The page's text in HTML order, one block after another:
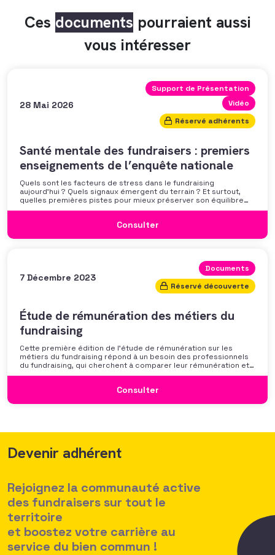
Ces documents pourraient aussi
vous intéresser
28 Mai 2026
Support de Présentation
Vidéo
Réservé adhérents
Santé mentale des fundraisers : premiers
enseignements de l’enquête nationale
Quels sont les facteurs de stress dans le fundraising
aujourd’hui ? Quels signaux émergent du terrain ? Et surtout,
quelles premières pistes pour mieux préserver son équilibre
professionnel ? L’AFF vous propose un webinaire pour découvrir
discussion autour des mécanismes
Consulter
7 Décembre 2023
Documents
Réservé découverte
Étude de rémunération des métiers du
fundraising
Cette première édition de l’étude de rémunération sur les
métiers du fundraising répond à un besoin des professionnels
du fundraising, qui cherchent à comparer leur rémunération et à
se positionner. Elle répond également à une préoccupation
des politiques salariales comme un enjeu majeur,
Consulter
Devenir adhérent
Rejoignez la communauté active
des fundraisers sur tout le
territoire
et boostez votre carrière au
service du bien commun !